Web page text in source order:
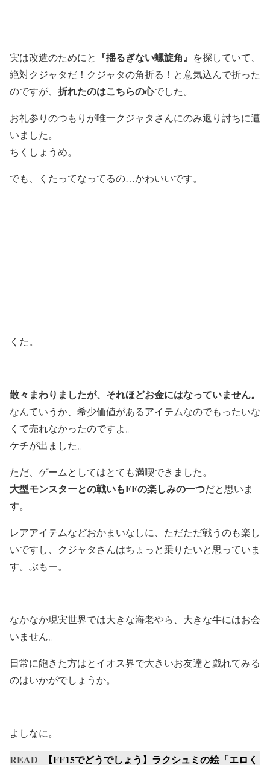
実は改造のためにと 『揺るぎない螺旋角』 を探していて、
絶対クジャタだ！クジャタの角折る！と意気込んで折った
のですが、 折れたのはこちらの心でした。
お礼参りのつもりが唯一クジャタさんにのみ返り討ちに遭
いました。
ちくしょうめ。
でも、くたってなってるの…かわいいです。
くた。
散々まわりましたが、それほどお金にはなっていません。
なんていうか、希少価値があるアイテムなのでもったいな
くて売れなかったのですよ。
ケチが出ました。
ただ、ゲームとしてはとても満喫できました。
大型モンスターとの戦いもFFの楽しみの一つだと思いま
す。
レアアイテムなどおかまいなしに、ただただ戦うのも楽し
いですし、クジャタさんはちょっと乗りたいと思っていま
す。ぶもー。
なかなか現実世界では大きな海老やら、大きな牛にはお会
いません。
日常に飽きた方はとイオス界で大きいお友達と戯れてみる
のはいかがでしょうか。
よしなに。
READ 【FF15でどうでしょう】ラクシュミの絵「エロく